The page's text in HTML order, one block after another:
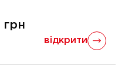
грн
відкрити